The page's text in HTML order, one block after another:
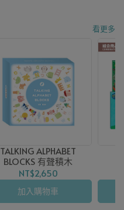
看更多
TALKING ALPHABET
BLOCKS 有聲積木
NT$2,650
加入購物車